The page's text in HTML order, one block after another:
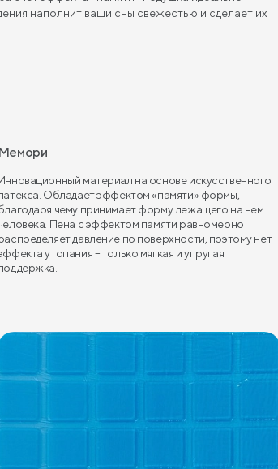
наполнит ваши сны свежестью и сделает их
Мемори
материал на основе искусственного
Обладает эффектом «памяти» формы,
чему принимает форму лежащего на нем
Пена с эффектом памяти равномерно
давление по поверхности, поэтому нет
утопания – только мягкая и упругая